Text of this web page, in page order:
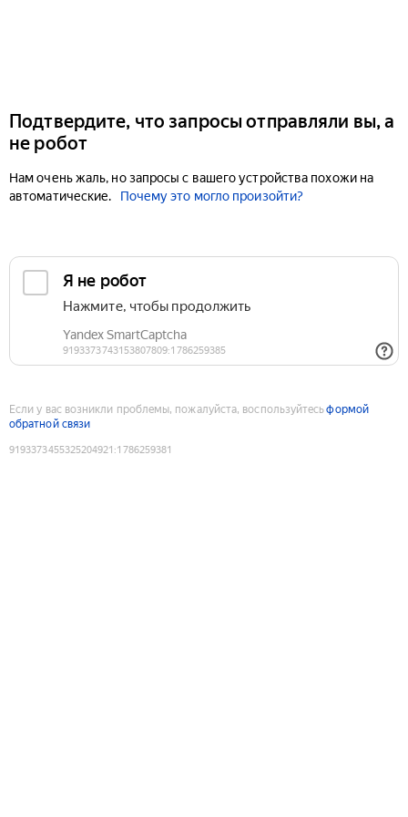
Подтвердите, что запросы отправляли вы, а
не робот
Нам очень жаль, но запросы с вашего устройства похожи на
автоматические.
Почему это могло произойти?
Если у вас возникли проблемы, пожалуйста, воспользуйтесьформой
обратной связи
9193373455325204921 :1786259381